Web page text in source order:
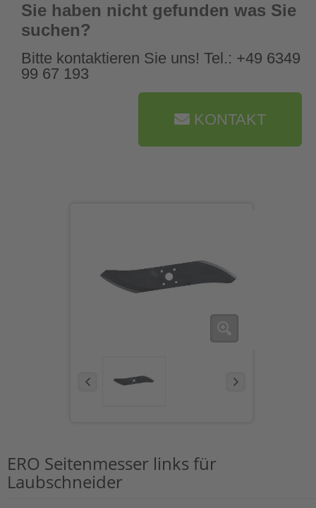
Sie haben nicht gefunden was Sie
suchen?
Bitte kontaktieren Sie uns! Tel.: +49 6349
99 67 193
KONTAKT
ERO Seitenmesser links für
Laubschneider